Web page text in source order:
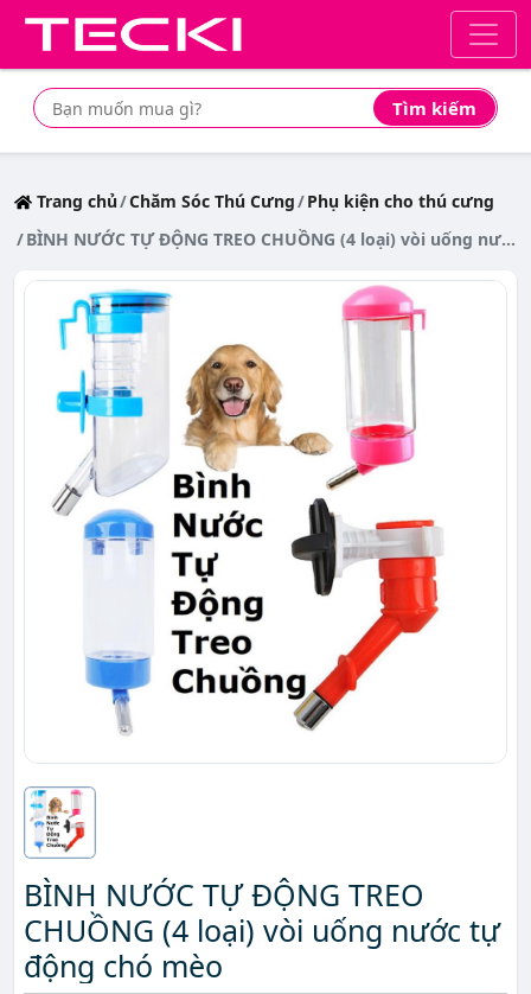
Tìm kiếm
Tìm mua sản phẩm giá rẻ nhất
Trang chủ Chăm Sóc Thú Cưng
Phụ kiện cho thú cưng
BÌNH NƯỚC TỰ ĐỘNG TREO CHUỒNG (4 loại) vòi uống nước tự động chó mèo
BÌNH NƯỚC TỰ ĐỘNG TREO
CHUỒNG (4 loại) vòi uống nước tự
động chó mèo